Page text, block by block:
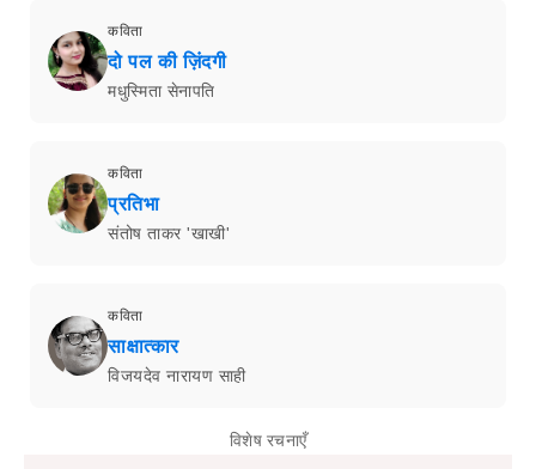
कविता
दो पल की ज़िंदगी
मधुस्मिता सेनापति
कविता
प्रतिभा
संतोष ताकर 'खाखी'
कविता
साक्षात्कार
विजयदेव नारायण साही
विशेष रचनाएँ